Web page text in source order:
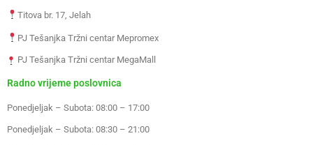
Titova br. 17, Jelah
PJ Tešanjka Tržni centar Mepromex
PJ Tešanjka Tržni centar MegaMall
Radno vrijeme poslovnica
Ponedjeljak – Subota: 08:00 – 17:00
Ponedjeljak – Subota: 08:30 – 21:00